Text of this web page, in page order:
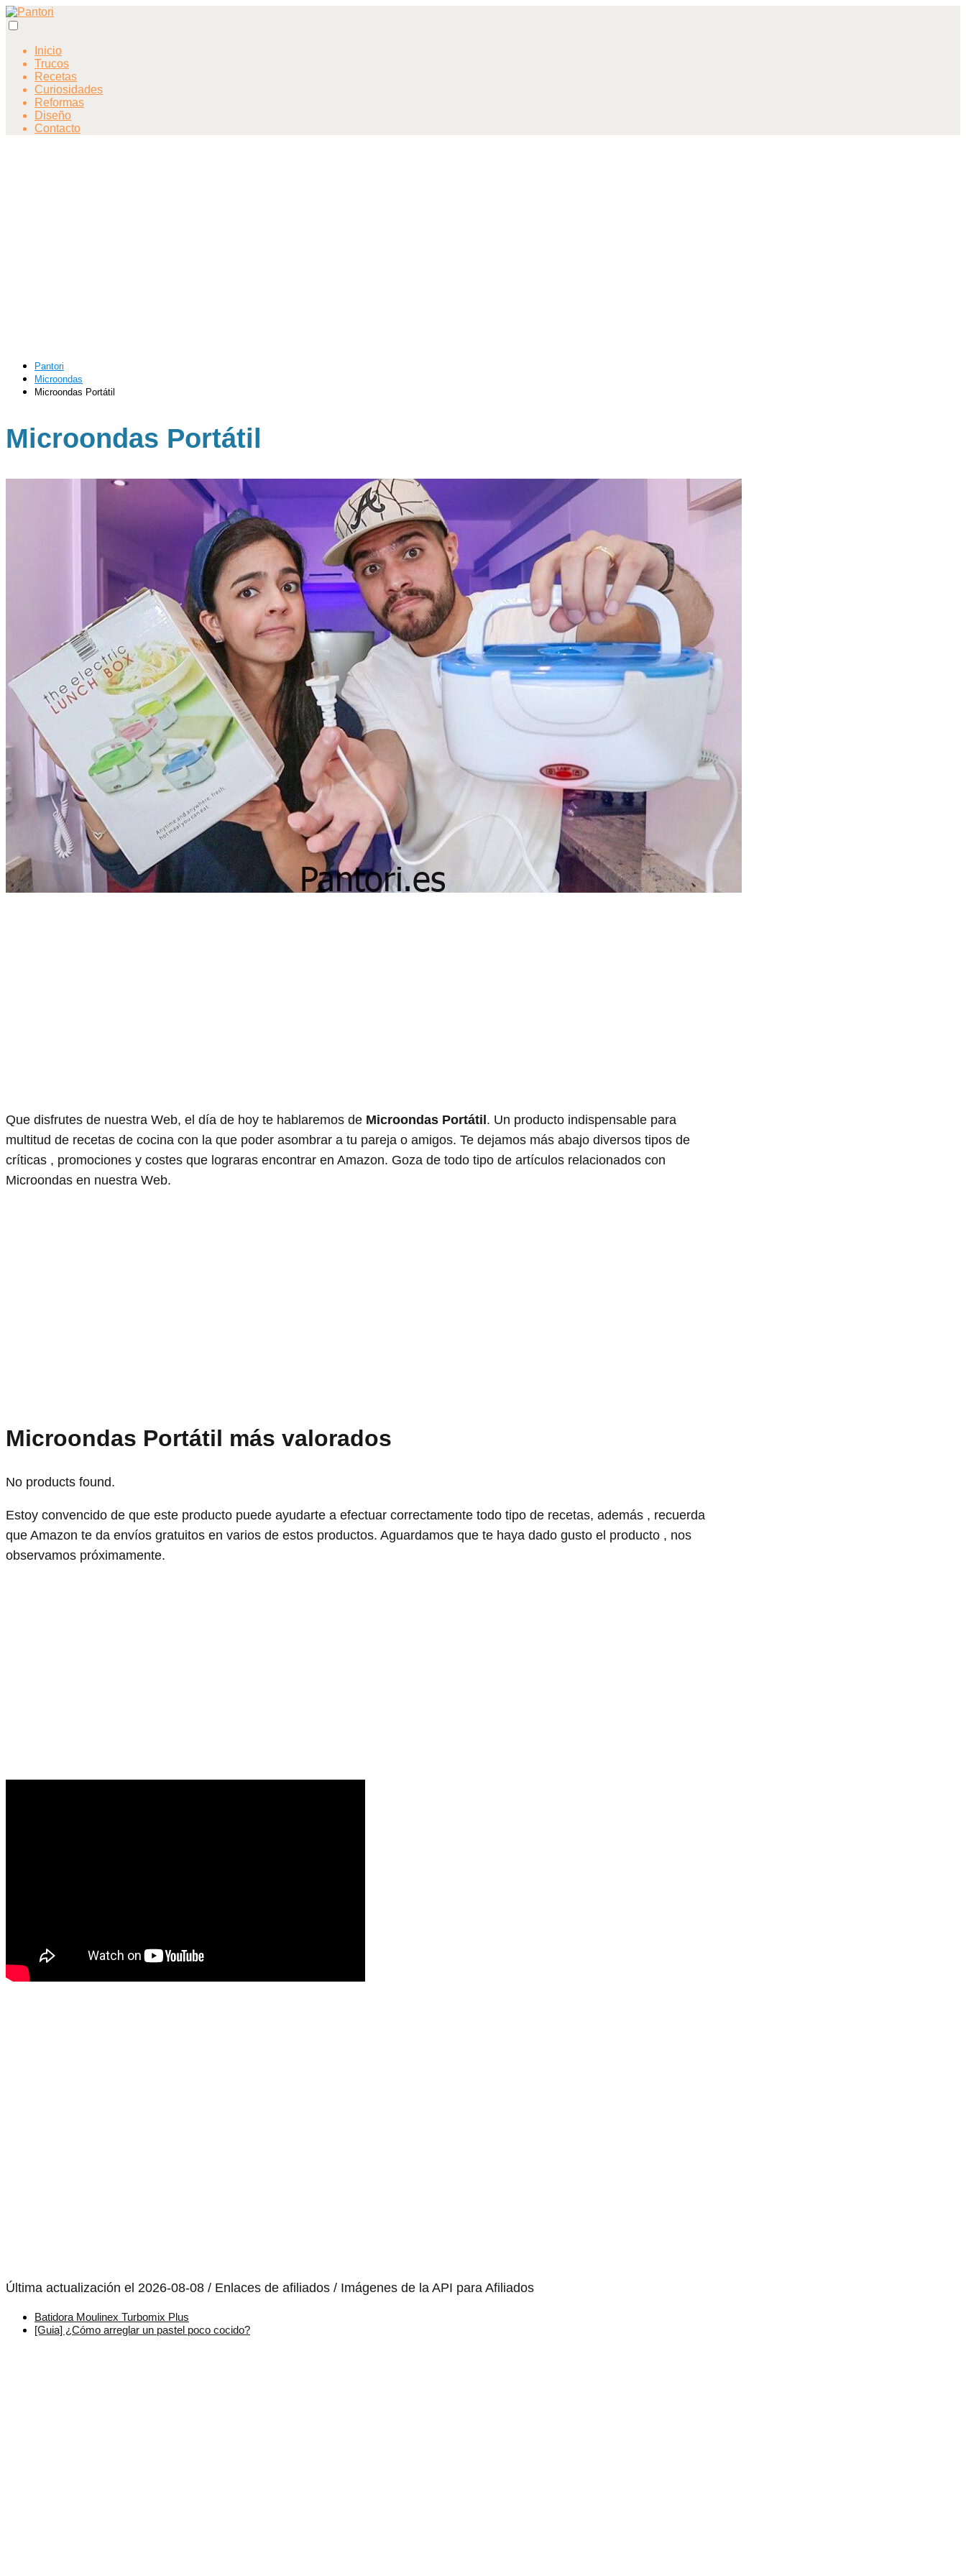
Inicio
Trucos
Recetas
Curiosidades
Reformas
Diseño
Contacto
Pantori
Microondas
Microondas Portátil
Microondas Portátil
Que disfrutes de nuestra Web, el día de hoy te hablaremos de Microondas Portátil . Un producto indispensable para
multitud de recetas de cocina con la que poder asombrar a tu pareja o amigos. Te dejamos más abajo diversos tipos de
críticas , promociones y costes que lograras encontrar en Amazon. Goza de todo tipo de artículos relacionados con
Microondas en nuestra Web.
Microondas Portátil más valorados
No products found.
Estoy convencido de que este producto puede ayudarte a efectuar correctamente todo tipo de recetas, además , recuerda
que Amazon te da envíos gratuitos en varios de estos productos. Aguardamos que te haya dado gusto el producto , nos
observamos próximamente.
Última actualización el 2026-08-08 / Enlaces de afiliados / Imágenes de la API para Afiliados
Batidora Moulinex Turbomix Plus
[Guia] ¿Cómo arreglar un pastel poco cocido?